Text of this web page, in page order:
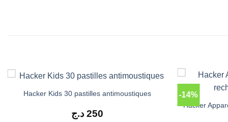
Hacker Kids 30 pastilles antimoustiques
250 د.ج
-14%
Hacker